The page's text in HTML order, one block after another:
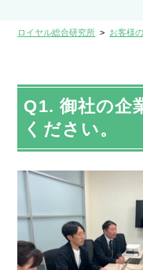
ロイヤル総合研究所 > お客様
Q1. 御社の企
ください。